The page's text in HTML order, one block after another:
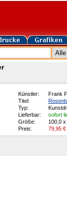
Künstler:
Frank
Titel:
Typ:
Lieferbar:
sofort
Größe:
100,0
Preis:
79,95 €